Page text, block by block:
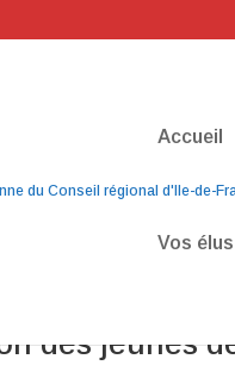
Accueil
Vos élus
des jeunes